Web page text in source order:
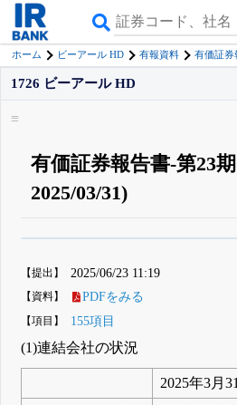
ホーム ビーアール HD 有報資料 有価証券
1726 ビーアール HD
有価証券報告書-第23期
2025/03/31)
詳しく見られる無料でβ版をはじ
登録すると永久30%OFFと米株
【提出】 2025/06/23 11:19
【資料】 PDFをみる
【項目】 155項目
(1)連結会社の状況
2025年3月